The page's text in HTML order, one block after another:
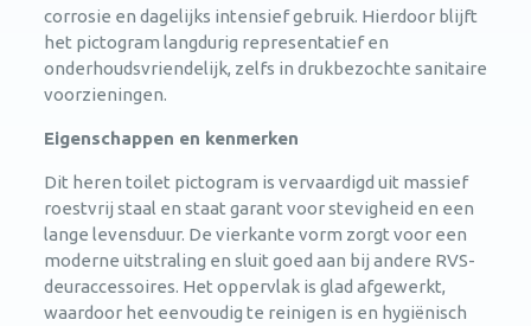
corrosie en dagelijks intensief gebruik. Hierdoor blijft
het pictogram langdurig representatief en
onderhoudsvriendelijk, zelfs in drukbezochte sanitaire
voorzieningen.
Eigenschappen en kenmerken
Dit heren toilet pictogram is vervaardigd uit massief
roestvrij staal en staat garant voor stevigheid en een
lange levensduur. De vierkante vorm zorgt voor een
moderne uitstraling en sluit goed aan bij andere RVS-
deuraccessoires. Het oppervlak is glad afgewerkt,
waardoor het eenvoudig te reinigen is en hygiënisch